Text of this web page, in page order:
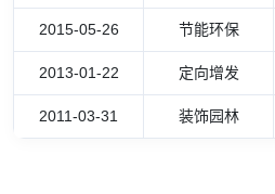
2015-05-26 节能环保
2013-01-22 定向增发
2011-03-31 装饰园林